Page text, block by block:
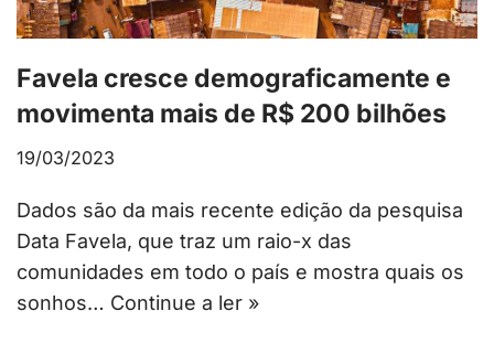
Favela cresce demograficamente e
movimenta mais de R$ 200 bilhões
19/03/2023
Dados são da mais recente edição da pesquisa
Data Favela, que traz um raio-x das
comunidades em todo o país e mostra quais os
sonhos… Continue a ler »